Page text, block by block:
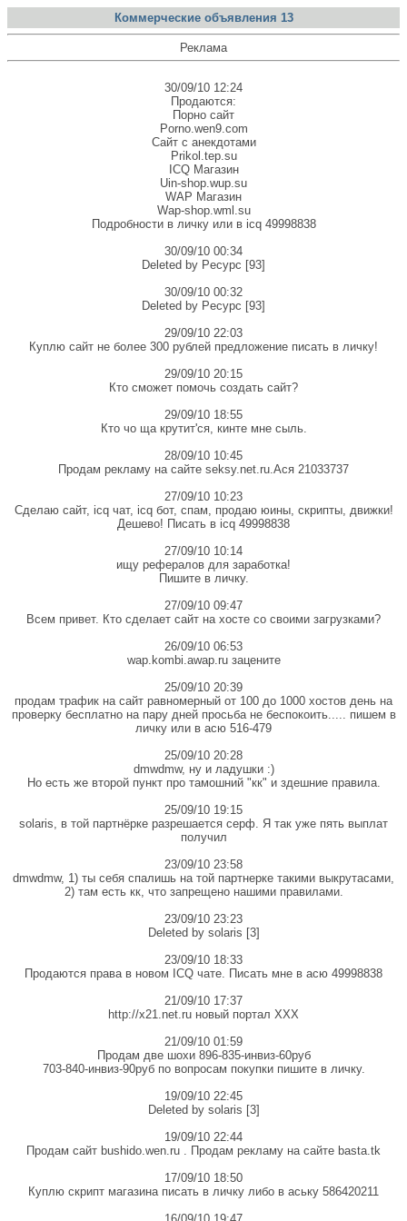
Коммерческие объявления 13
Реклама
30/09/10 12:24
Продаются:
Порно сайт
Porno.wen9.com
Сайт с анекдотами
Prikol.tep.su
ICQ Магазин
Uin-shop.wup.su
WAP Магазин
Wap-shop.wml.su
Подробности в личку или в icq 49998838
30/09/10 00:34
Deleted by Pecypc [93]
30/09/10 00:32
Deleted by Pecypc [93]
29/09/10 22:03
Куплю сайт не более 300 рублей предложение писать в личку!
29/09/10 20:15
Кто сможет помочь создать сайт?
29/09/10 18:55
Кто чо ща крутит'ся, кинте мне сыль.
28/09/10 10:45
Продам рекламу на сайте seksy.net.ru.Ася 21033737
27/09/10 10:23
Сделаю сайт, icq чат, icq бот, спам, продаю юины, скрипты, движки!
Дешево! Писать в icq 49998838
27/09/10 10:14
ищу рефералов для заработка!
Пишите в личку.
27/09/10 09:47
Всем привет. Кто сделает сайт на хосте со своими загрузками?
26/09/10 06:53
wap.kombi.awap.ru зацените
25/09/10 20:39
продам трафик на сайт равномерный от 100 до 1000 хостов день на
проверку бесплатно на пару дней просьба не беспокоить..... пишем в
личку или в асю 516-479
25/09/10 20:28
dmwdmw, ну и ладушки :)
Но есть же второй пункт про тамошний "кк" и здешние правила.
25/09/10 19:15
solaris, в той партнёрке разрешается серф. Я так уже пять выплат
получил
23/09/10 23:58
dmwdmw, 1) ты себя спалишь на той партнерке такими выкрутасами,
2) там есть кк, что запрещено нашими правилами.
23/09/10 23:23
Deleted by solaris [3]
23/09/10 18:33
Продаются права в новом ICQ чате. Писать мне в асю 49998838
21/09/10 17:37
http://x21.net.ru новый портал ХХХ
21/09/10 01:59
Продам две шохи 896-835-инвиз-60руб
703-840-инвиз-90руб по вопросам покупки пишите в личку.
19/09/10 22:45
Deleted by solaris [3]
19/09/10 22:44
Продам сайт bushido.wen.ru . Продам рекламу на сайте basta.tk
17/09/10 18:50
Куплю скрипт магазина писать в личку либо в аську 586420211